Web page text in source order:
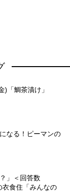
)「鯛茶漬け」
なる！ピーマンの
」＜回答数
食住「みんなの